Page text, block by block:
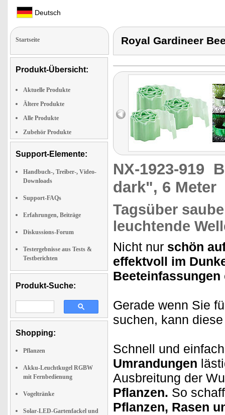
Deutsch
Startseite
Produkt-Übersicht:
Aktuelle Produkte
Ältere Produkte
Alle Produkte
Zubehör Produkte
Support-Elemente:
Handbuch-, Treiber-, Video-
Downloads
Support-FAQs
Erfahrungen, Beiträge
Diskussions-Forum
Testergebnisse aus Tests &
Testberichten
Produkt-Suche:
Shopping:
Pflanzen
Akku-Leuchtkugel RGBW
mit Fernbedienung
Vogeltränke
Solar-LED-Gartenfackel und
Royal Gardineer
NX-1923-919
dark", 6 Meter
Tagsüber
leuchtende
Nicht nur schön
effektvoll im
Beeteinfassungen
Gerade wenn Sie
suchen, kann
Schnell und
Umrandungen
Ausbreitung der
Pflanzen. So
Pflanzen, Rasen